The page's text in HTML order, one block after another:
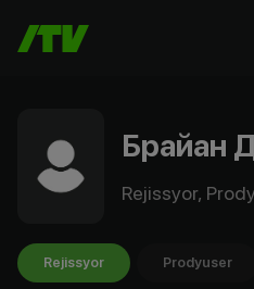
Брайан
Rejissyor,
Rejissyor Prodyuser